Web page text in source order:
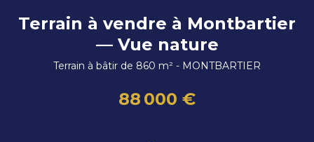
Terrain à vendre à Montbartier
— Vue nature
Terrain à bâtir de 860 m² - MONTBARTIER
88 000 €